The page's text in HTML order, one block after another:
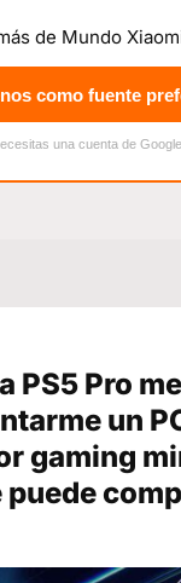
TUTORIALES
PS5 Pro
un
gaming
de Mundo
como fuente
una cuenta de Google